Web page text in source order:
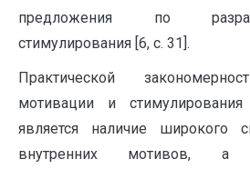
предложения по
стимулирования [6, с. 31].
Практической
мотивации и
является наличие широкого
внутренних мотивов, а